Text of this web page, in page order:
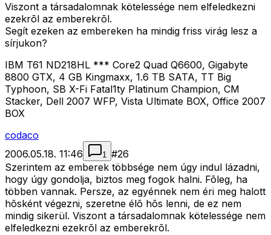
Viszont a társadalomnak kötelessége nem elfeledkezni
ezekrõl az emberekrõl.
Segít ezeken az embereken ha mindig friss virág lesz a
sírjukon?
IBM T61 ND218HL *** Core2 Quad Q6600, Gigabyte
8800 GTX, 4 GB Kingmaxx, 1.6 TB SATA, TT Big
Typhoon, SB X-Fi Fatal1ty Platinum Champion, CM
Stacker, Dell 2007 WFP, Vista Ultimate BOX, Office 2007
BOX
codaco
2006.05.18. 11:46
1 #26
Szerintem az emberek többsége nem úgy indul lázadni,
hogy úgy gondolja, biztos meg fogok halni. Fõleg, ha
többen vannak. Persze, az egyénnek nem éri meg halott
hõsként végezni, szeretne élõ hõs lenni, de ez nem
mindig sikerül. Viszont a társadalomnak kötelessége nem
elfeledkezni ezekrõl az emberekrõl.